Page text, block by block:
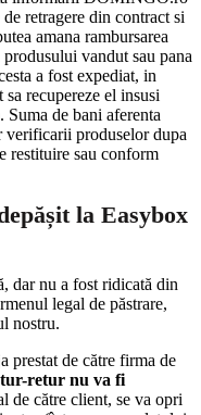
retragere din contract si
amana rambursarea
vandut sau pana
a fost expediat, in
recupereze el insusi
Suma de bani aferenta
verificarii produselor dupa
restituire sau conform
la Easybox
dar nu a fost ridicată din
legal de păstrare,
nostru.
prestat de către firma de
retur nu va fi
de către client, se va opri